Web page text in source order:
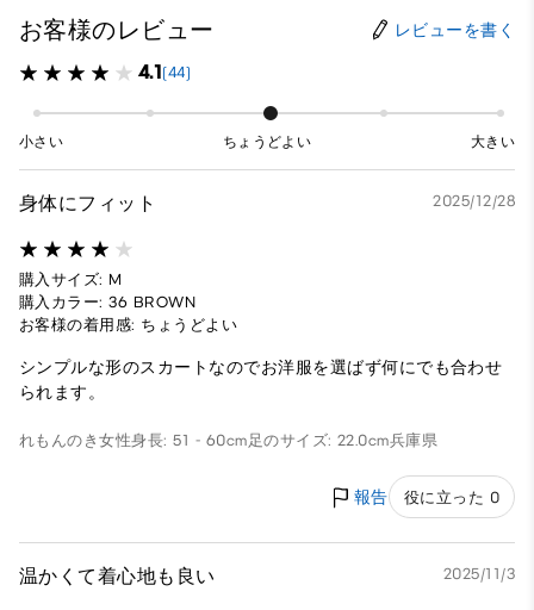
お客様のレビュー レビューを書く
4.1(44)
小さい ちょうどよい 大きい
身体にフィット 2025/12/28
購入サイズ: M
購入カラー: 36 BROWN
お客様の着用感: ちょうどよい
シンプルな形のスカートなのでお洋服を選ばず何にでも合わせ
られます。
れもんのき女性身長: 51 - 60cm足のサイズ: 22.0cm兵庫県
報告 役に立った 0
温かくて着心地も良い 2025/11/3